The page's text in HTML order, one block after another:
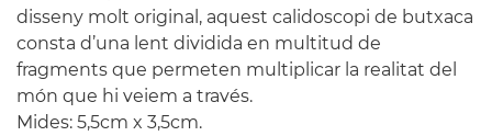
disseny molt original, aquest calidoscopi de butxaca
consta d’una lent dividida en multitud de
fragments que permeten multiplicar la realitat del
món que hi veiem a través.
Mides: 5,5cm x 3,5cm.